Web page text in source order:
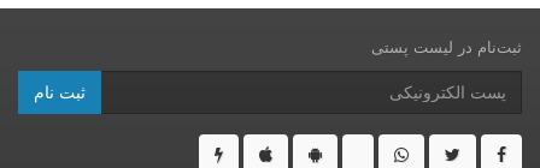
ثبت‌نام در ليست پستى
ثبت نام